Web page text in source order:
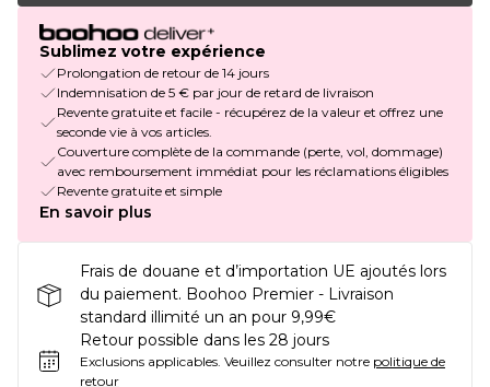
Sublimez votre expérience
Prolongation de retour de 14 jours
Indemnisation de 5 € par jour de retard de livraison
Revente gratuite et facile - récupérez de la valeur et offrez une
seconde vie à vos articles.
Couverture complète de la commande (perte, vol, dommage)
avec remboursement immédiat pour les réclamations éligibles
Revente gratuite et simple
En savoir plus
Frais de douane et d’importation UE ajoutés lors
du paiement. Boohoo Premier - Livraison
standard illimité un an pour 9,99€
Retour possible dans les 28 jours
Exclusions applicables. Veuillez consulter notre politique de
retour